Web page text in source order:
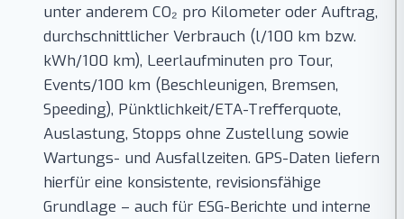
unter anderem CO₂ pro Kilometer oder Auftrag,
durchschnittlicher Verbrauch (l/100 km bzw.
kWh/100 km), Leerlaufminuten pro Tour,
Events/100 km (Beschleunigen, Bremsen,
Speeding), Pünktlichkeit/ETA-Trefferquote,
Auslastung, Stopps ohne Zustellung sowie
Wartungs- und Ausfallzeiten. GPS-Daten liefern
hierfür eine konsistente, revisionsfähige
Grundlage – auch für ESG-Berichte und interne